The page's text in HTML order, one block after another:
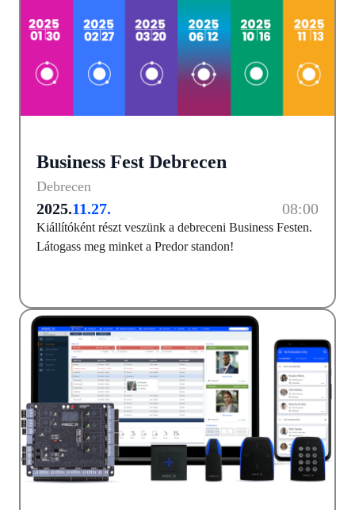
Business Fest Debrecen
Debrecen
2025.11.27. 08:00
Kiállítóként részt veszünk a debreceni Business Festen.
Látogass meg minket a Predor standon!